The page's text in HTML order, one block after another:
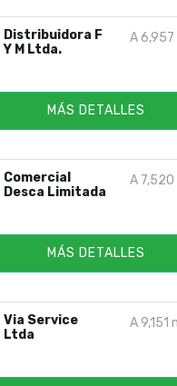
Distribuidora F
Y M Ltda.
A
MÁS DETALLES
Comercial
Desca Limitada
A
MÁS DETALLES
Via Service
Ltda
A 9,151